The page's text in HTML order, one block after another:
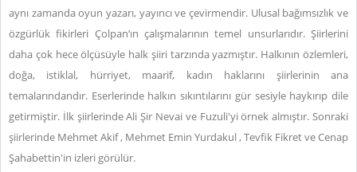
aynı zamanda oyun yazarı, yayıncı ve çevirmendir. Ulusal bağımsızlık ve
özgürlük fikirleri Çolpan’ın çalışmalarının temel unsurlarıdır. Şiirlerini
daha çok hece ölçüsüyle halk şiiri tarzında yazmıştır. Halkının özlemleri,
doğa, istiklal, hürriyet, maarif, kadın haklarını şiirlerinin ana
temalarındandır. Eserlerinde halkın sıkıntılarını gür sesiyle haykırıp dile
getirmiştir. İlk şiirlerinde Ali Şir Nevai ve Fuzuli'yi örnek almıştır. Sonraki
şiirlerinde Mehmet Akif , Mehmet Emin Yurdakul , Tevfik Fikret ve Cenap
Şahabettin'in izleri görülür.